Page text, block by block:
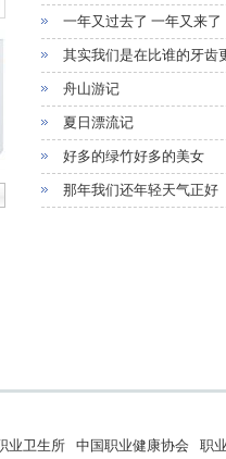
一年又过去了 一年又来了
其实我们是在比谁的牙齿
舟山游记
夏日漂流记
好多的绿竹好多的美女
那年我们还年轻天气正好
业卫生所 中国职业健康协会 职